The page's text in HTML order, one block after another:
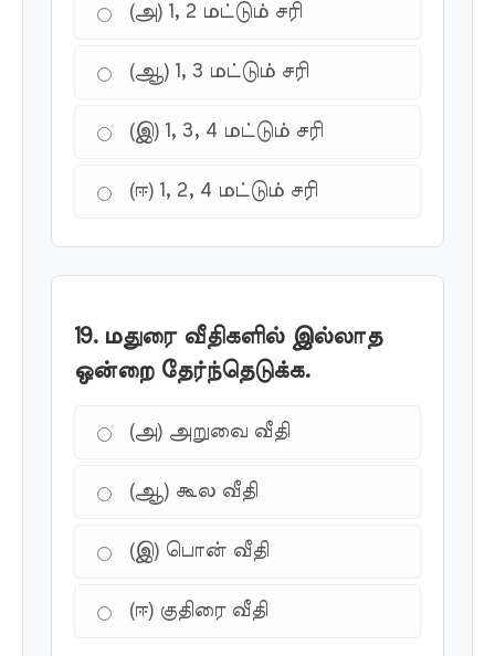
(அ) 1, 2 மட்டும் சரி
(ஆ) 1, 3 மட்டும் சரி
(இ) 1, 3, 4 மட்டும் சரி
(ஈ) 1, 2, 4 மட்டும் சரி
19. மதுரை வீதிகளில் இல்லாத
ஒன்றை தேர்ந்தெடுக்க.
(அ) அறுவை வீதி
(ஆ) கூல வீதி
(இ) பொன் வீதி
(ஈ) குதிரை வீதி